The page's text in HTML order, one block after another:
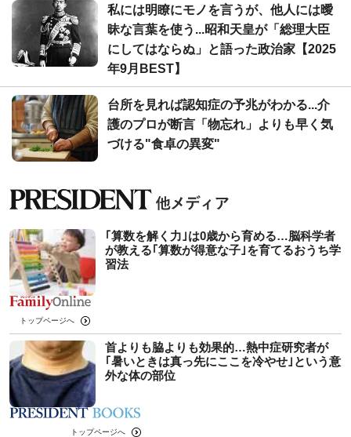
私には明瞭にモノを言うが、他人には曖
昧な言葉を使う...昭和天皇が「総理大臣
にしてはならぬ」と語った政治家【2025
年9月BEST】
台所を見れば認知症の予兆がわかる...介
護のプロが断言「物忘れ」よりも早く気
づける"食卓の異変"
｢算数を解く力｣は0歳から育める…脳科学者
が教える｢算数が得意な子｣を育てるおうち学
習法
トップページへ
首よりも脇よりも効果的…熱中症研究者が
｢暑いときは真っ先にここを冷やせ｣という意
外な体の部位
トップページへ